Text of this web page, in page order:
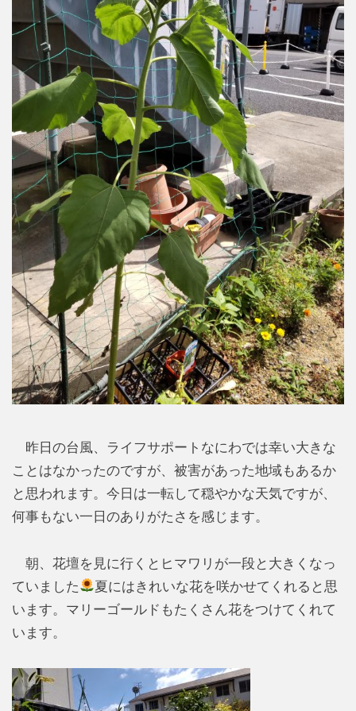
昨日の台風、ライフサポートなにわでは幸い大きな
ことはなかったのですが、被害があった地域もあるか
と思われます。今日は一転して穏やかな天気ですが、
何事もない一日のありがたさを感じます。
朝、花壇を見に行くとヒマワリが一段と大きくなっ
ていました
夏にはきれいな花を咲かせてくれると思
います。マリーゴールドもたくさん花をつけてくれて
います。